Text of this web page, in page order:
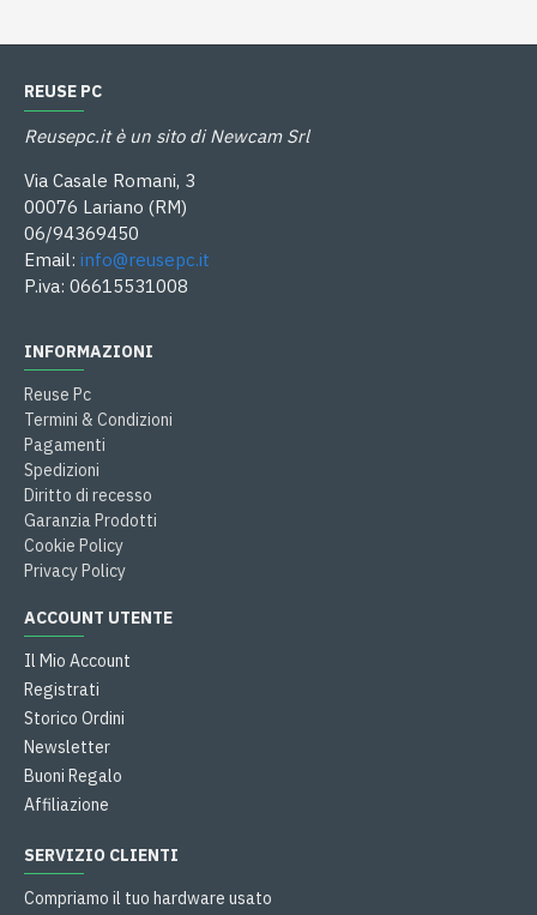
REUSE PC
Reusepc.it è un sito di Newcam Srl
Via Casale Romani, 3
00076 Lariano (RM)
06/94369450
Email: info@reusepc.it
P.iva: 06615531008
INFORMAZIONI
Reuse Pc
Termini & Condizioni
Pagamenti
Spedizioni
Diritto di recesso
Garanzia Prodotti
Cookie Policy
Privacy Policy
ACCOUNT UTENTE
Il Mio Account
Registrati
Storico Ordini
Newsletter
Buoni Regalo
Affiliazione
SERVIZIO CLIENTI
Compriamo il tuo hardware usato